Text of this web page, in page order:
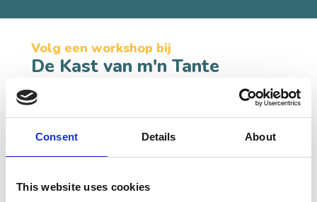
Consent Details About
This website uses cookies
Volg een workshop bij
De Kast van m'n Tante
De Kast van mijn Tante is een fijne plek om een
creatieve workshop te volgen. Op dit moment worden
er vooral op bestelling de prachtigste creaties gemaakt!